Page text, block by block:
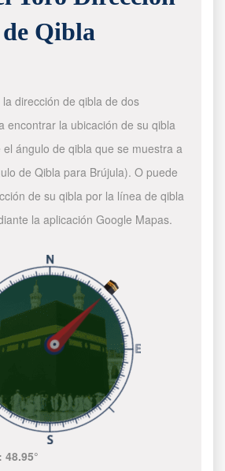
de Qibla
dirección de qibla de dos
encontrar la ubicación de su qibla
ángulo de qibla que se muestra a
de Qibla para Brújula). O puede
de su qibla por la línea de qibla
la aplicación Google Mapas.
48.95°